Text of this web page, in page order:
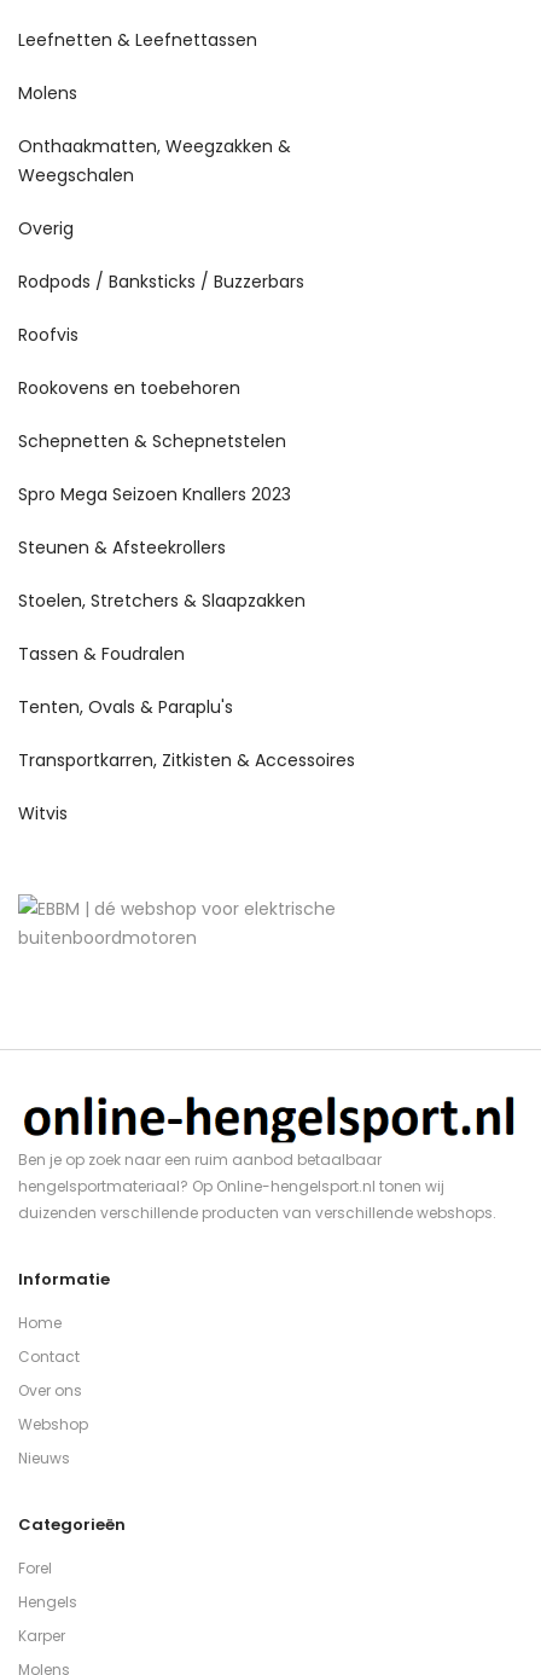
Leefnetten & Leefnettassen
Molens
Onthaakmatten, Weegzakken &
Weegschalen
Overig
Rodpods / Banksticks / Buzzerbars
Roofvis
Rookovens en toebehoren
Schepnetten & Schepnetstelen
Spro Mega Seizoen Knallers 2023
Steunen & Afsteekrollers
Stoelen, Stretchers & Slaapzakken
Tassen & Foudralen
Tenten, Ovals & Paraplu's
Transportkarren, Zitkisten & Accessoires
Witvis
Ben je op zoek naar een ruim aanbod betaalbaar
hengelsportmateriaal? Op Online-hengelsport.nl tonen wij
duizenden verschillende producten van verschillende webshops.
Informatie
Home
Contact
Over ons
Webshop
Nieuws
Categorieën
Forel
Hengels
Karper
Molens